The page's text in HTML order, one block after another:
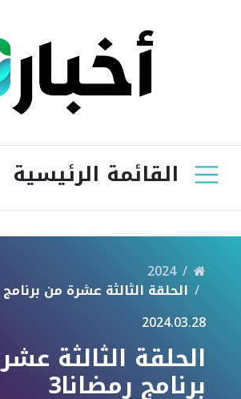
القائمة الرئيسية
2024
الحلقة الثالثة عشرة من برنامج
2024.03.28
الحلقة الثالثة
برنامج رمضانا3